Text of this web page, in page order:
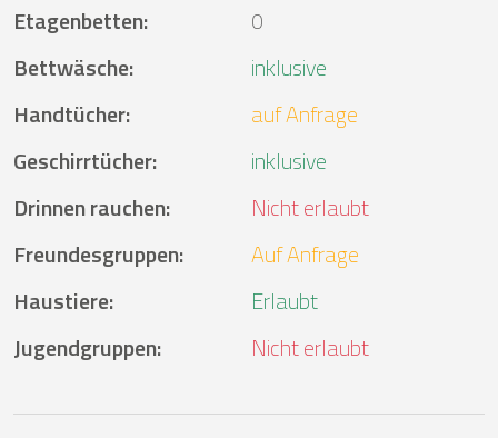
Etagenbetten:
0
Bettwäsche:
inklusive
Handtücher:
auf Anfrage
Geschirrtücher:
inklusive
Drinnen rauchen:
Nicht erlaubt
Freundesgruppen:
Auf Anfrage
Haustiere:
Erlaubt
Jugendgruppen: Nicht erlaubt